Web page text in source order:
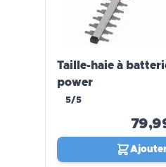
Taille-haie à
power
5/5